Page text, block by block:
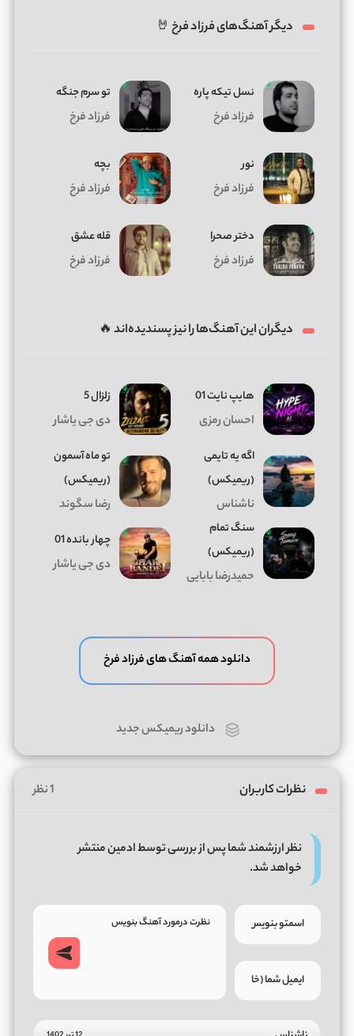
دیگر آهنگ‌های فرزاد فرخ 🤘
نسل تیکه پاره
فرزاد فرخ
تو سرم جنگه
فرزاد فرخ
نور
فرزاد فرخ
بچه
فرزاد فرخ
دختر صحرا
فرزاد فرخ
قله عشق
فرزاد فرخ
دیگران این آهنگ‌ها را نیز پسندیده‌اند 🔥
هایپ نایت 01
احسان رمزی
زلزال 5
دی جی یاشار
اگه یه تایمی
(ریمیکس)
ناشناس
تو ماه آسمون
(ریمیکس)
رضا سگوند
سنگ تمام
(ریمیکس)
حمیدرضا بابایی
چهار بانده 01
دی جی یاشار
دانلود همه آهنگ های فرزاد فرخ
دانلود ریمیکس جدید
نظرات کاربران 1 نظر
نظر ارزشمند شما پس از بررسی توسط ادمین منتشر
خواهد شد.